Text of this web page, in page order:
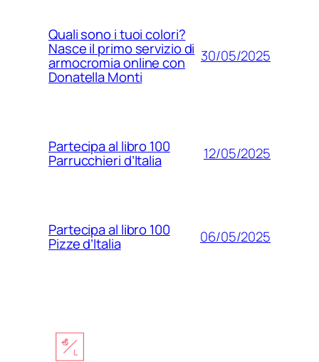
Quali sono i tuoi colori?
Nasce il primo servizio di
armocromia online con
Donatella Monti
30/05/2025
Partecipa al libro 100
Parrucchieri d’Italia 12/05/2025
Partecipa al libro 100
Pizze d’Italia 06/05/2025